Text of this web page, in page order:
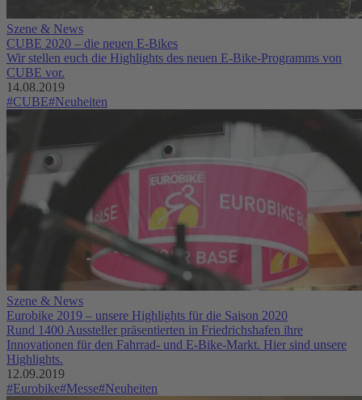
Szene & News
CUBE 2020 – die neuen E-Bikes
Wir stellen euch die Highlights des neuen E-Bike-Programms von
CUBE vor.
14.08.2019
#CUBE#Neuheiten
Szene & News
Eurobike 2019 – unsere Highlights für die Saison 2020
Rund 1400 Aussteller präsentierten in Friedrichshafen ihre
Innovationen für den Fahrrad- und E-Bike-Markt. Hier sind unsere
Highlights.
12.09.2019
#Eurobike#Messe#Neuheiten